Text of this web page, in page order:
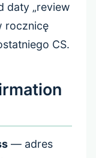
daty „review
rocznicę
CS.
— adres